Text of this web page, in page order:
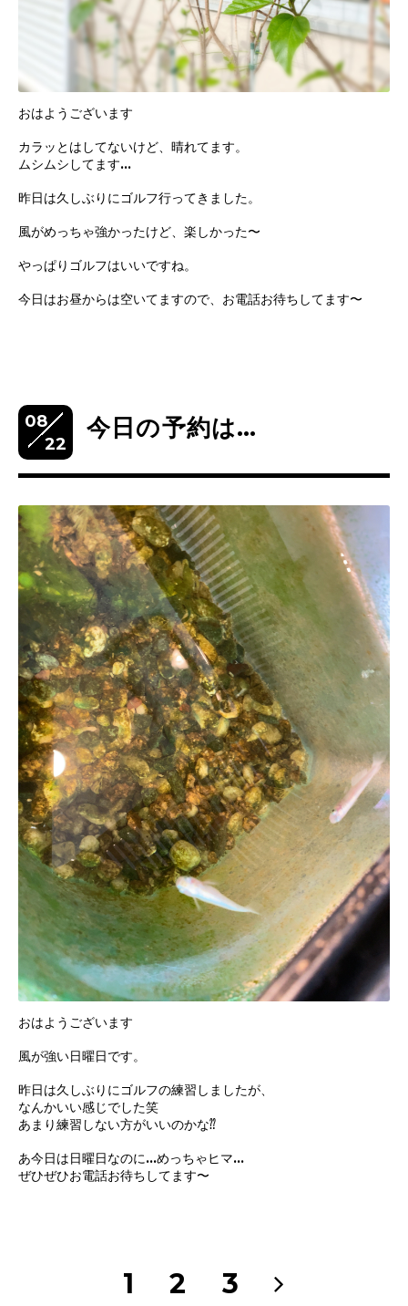
おはようございます
カラッとはしてないけど、晴れてます。
ムシムシしてます…
昨日は久しぶりにゴルフ行ってきました。
風がめっちゃ強かったけど、楽しかった〜
やっぱりゴルフはいいですね。
今日はお昼からは空いてますので、お電話お待ちしてます〜
08
22
今日の予約は…
おはようございます
風が強い日曜日です。
昨日は久しぶりにゴルフの練習しましたが、
なんかいい感じでした笑
あまり練習しない方がいいのかな⁇
あ今日は日曜日なのに…めっちゃヒマ…
ぜひぜひお電話お待ちしてます〜
1 2 3